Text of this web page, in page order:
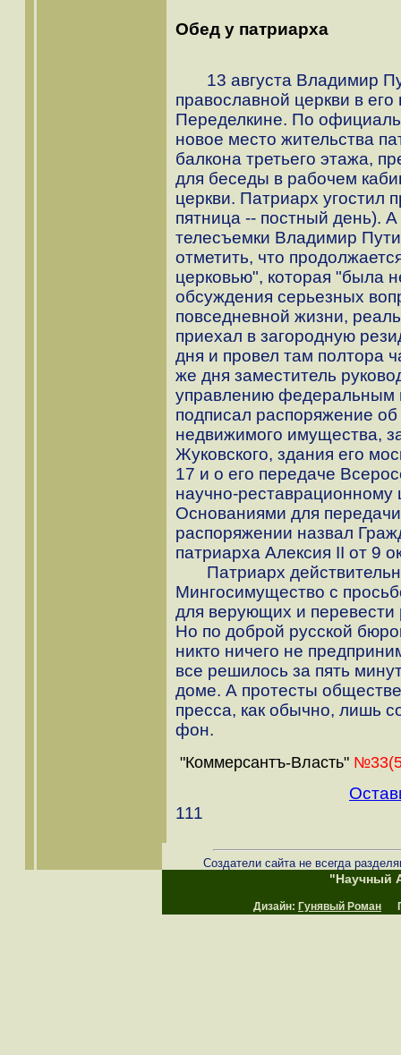
Обед у патриарха
13 августа Владимир
православной церкви в
Переделкине. По
новое место жительства
балкона третьего этажа,
для беседы в рабочем
церкви. Патриарх угостил
пятница -- постный день).
телесъемки Владимир
отметить, что
церковью", которая "была
обсуждения серьезных
повседневной жизни,
приехал в загородную
дня и провел там полтора
же дня заместитель
управлению федеральным
подписал распоряжение
недвижимого имущества,
Жуковского, здания его
17 и о его передаче
научно-реставрационному
Основаниями для
распоряжении назвал
патриарха Алексия II от 9
Патриарх
Мингосимущество с
для верующих и перевести
Но по доброй русской
никто ничего не
все решилось за пять
доме. А протесты
пресса, как обычно, лишь
фон.
"Коммерсантъ-Власть"
111
Создатели сайта не всегда
"Научный
Дизайн: Гунявый Роман